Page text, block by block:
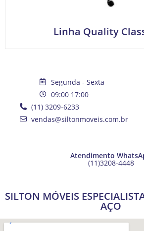
Linha Quality
Segunda - Sexta
09:00 17:00
(11) 3209-6233
vendas@siltonmoveis.com.br
Atendimento
(11)3208-4448
SILTON MÓVEIS
AÇO